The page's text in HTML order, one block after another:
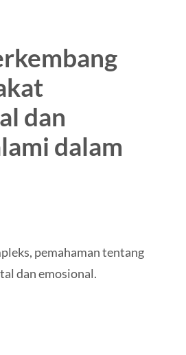
dan
dalam
pemahaman tentang
dan emosional.